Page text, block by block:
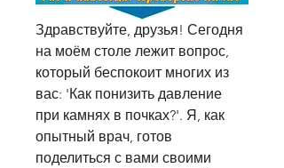
Здравствуйте, друзья! Сегодня
на моём столе лежит вопрос,
который беспокоит многих из
вас: 'Как понизить давление
при камнях в почках?'. Я, как
опытный врач, готов
поделиться с вами своими